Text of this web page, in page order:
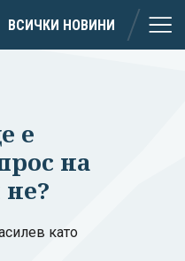
ВСИЧКИ НОВИНИ
е
на
като